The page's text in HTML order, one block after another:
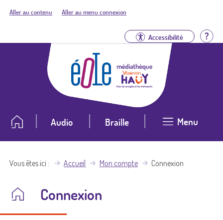
Aller au contenu Aller au menu connexion
Accessibilité
Audio Braille Menu
Vous êtes ici Accueil Mon compte Connexion
Connexion